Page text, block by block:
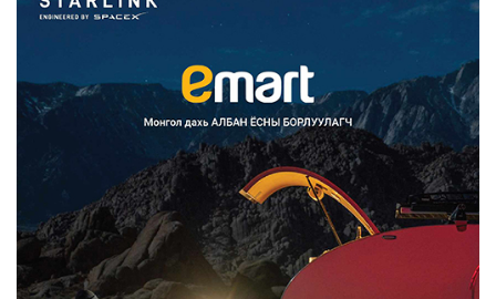
Францад иргэд рүү зөвшөөрөлгүй
сурталчилгааны дууд...
2026/08/07